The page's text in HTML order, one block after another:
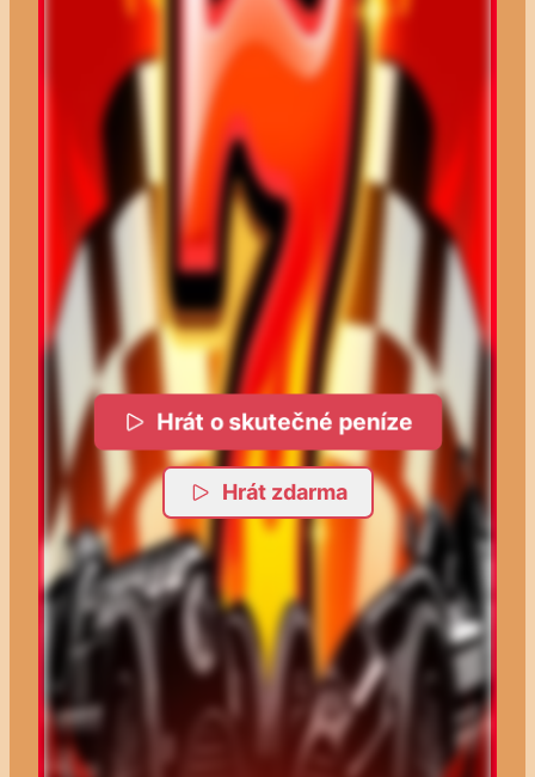
Hrát o skutečné peníze
Hrát zdarma